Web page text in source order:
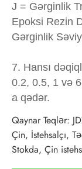
J = Gərginlik
Epoksi Rezin
Gərginlik
7. Hansı
0.2, 0.5, 1 və
a qədər.
Qaynar Teqlər:
Çin, İstehsalçı,
Stokda, Çin